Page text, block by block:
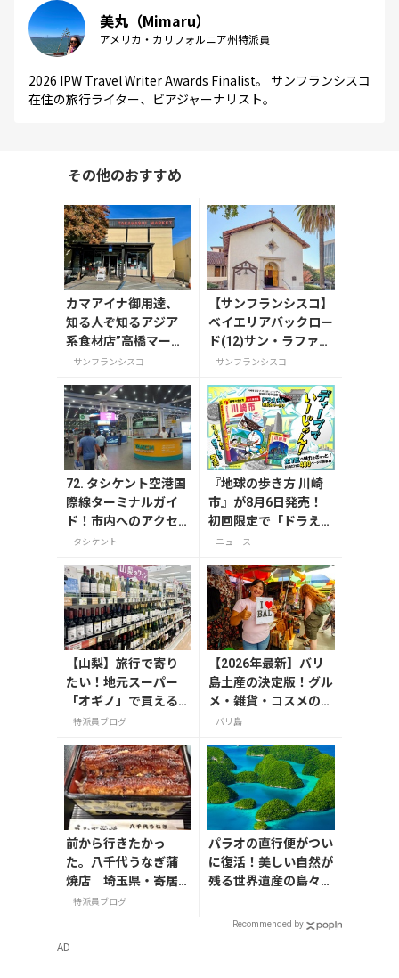
美丸（Mimaru）
アメリカ・カリフォルニア州特派員
2026 IPW Travel Writer Awards Finalist。 サンフランシスコ
在住の旅行ライター、ビアジャーナリスト。
その他のおすすめ
カマアイナ御用達、
知る人ぞ知るアジア
系食材店”高橋マーケ
ット”
サンフランシスコ
【サンフランシスコ】
ベイエリアバックロー
ド(12)サン・ラファエ
ル ミッション
サンフランシスコ
72. タシケント空港国
際線ターミナルガイ
ド！市内へのアクセ
ス・両替・お店情報et
タシケント
『地球の歩き方 川崎
市』が8月6日発売！
初回限定で「ドラえも
ん」描き下ろし特別カ
ニュース
【山梨】旅行で寄り
たい！地元スーパー
「オギノ」で買える
お土産4選
特派員ブログ
【2026年最新】バリ
島土産の決定版！グル
メ・雑貨・コスメのお
すすめ20選
バリ島
前から行きたかっ
た。八千代うなぎ蒲
焼店 埼玉県・寄居
町
特派員ブログ
パラオの直行便がつい
に復活！美しい自然が
残る世界遺産の島々へ
Recommended by
AD